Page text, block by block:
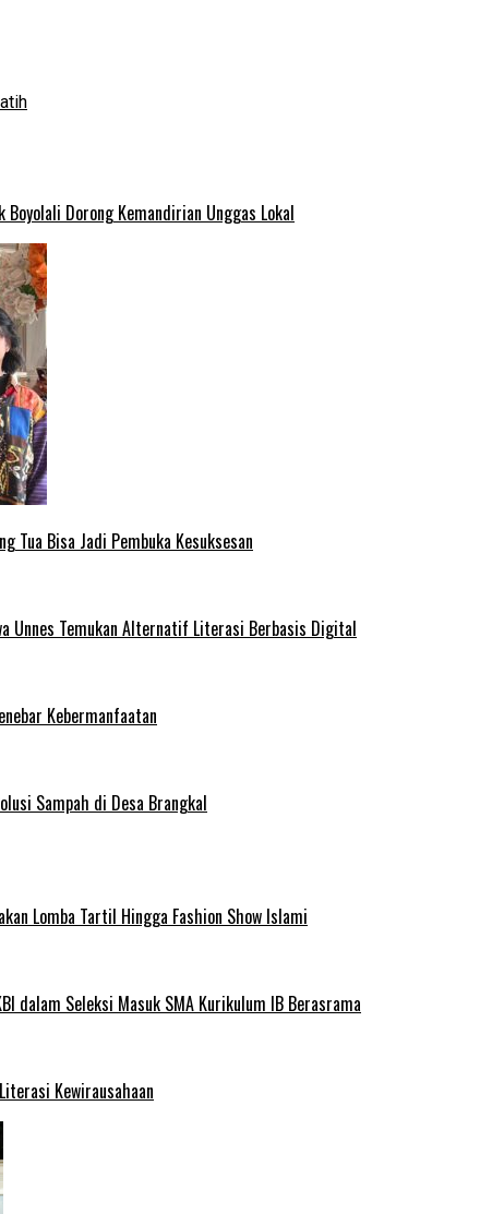
Boyolali Dorong Kemandirian Unggas Lokal
Tua Bisa Jadi Pembuka Kesuksesan
Unnes Temukan Alternatif Literasi Berbasis Digital
Kebermanfaatan
Sampah di Desa Brangkal
Lomba Tartil Hingga Fashion Show Islami
dalam Seleksi Masuk SMA Kurikulum IB Berasrama
Kewirausahaan